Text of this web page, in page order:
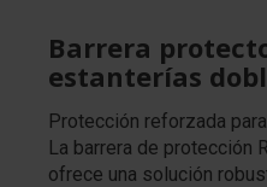
Barrera
estanterías
Protección reforzada
La barrera de protección
ofrece una solución